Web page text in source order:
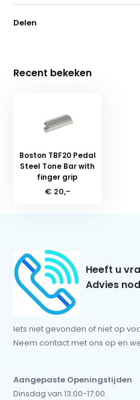
Delen
Recent bekeken
Boston TBF20 Pedal
Steel Tone Bar with
finger grip
€ 20,-
Heeft u
Advies
Iets niet gevonden of niet op
Neem contact met ons op en
Aangepaste Openingstijden
Dinsdag van 13:00-17:00.